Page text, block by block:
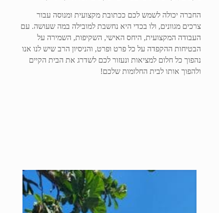
החברה יכולה לשמש לכם ככתובת מקצועית ומנוסה עבור
צרכים מגוונים, ולו בכדי היא נחשבת למובילה במה שעושה. עם
העבודה המקצועית, היחס האישי, השקיפות, השמירה על
הבטיחות ההקפדה על כל פרט ופרט, והניסיון הרב שיש לנו אנו
נהפוך כל חלום למציאות ונעזור לכם לשדרג את הבית הקיים
ולהפוך אותו לבית החלומות שלכם!